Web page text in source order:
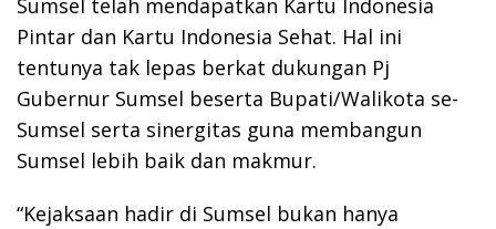
Sumsel telah mendapatkan Kartu Indonesia
Pintar dan Kartu Indonesia Sehat. Hal ini
tentunya tak lepas berkat dukungan Pj
Gubernur Sumsel beserta Bupati/Walikota se-
Sumsel serta sinergitas guna membangun
Sumsel lebih baik dan makmur.
“Kejaksaan hadir di Sumsel bukan hanya